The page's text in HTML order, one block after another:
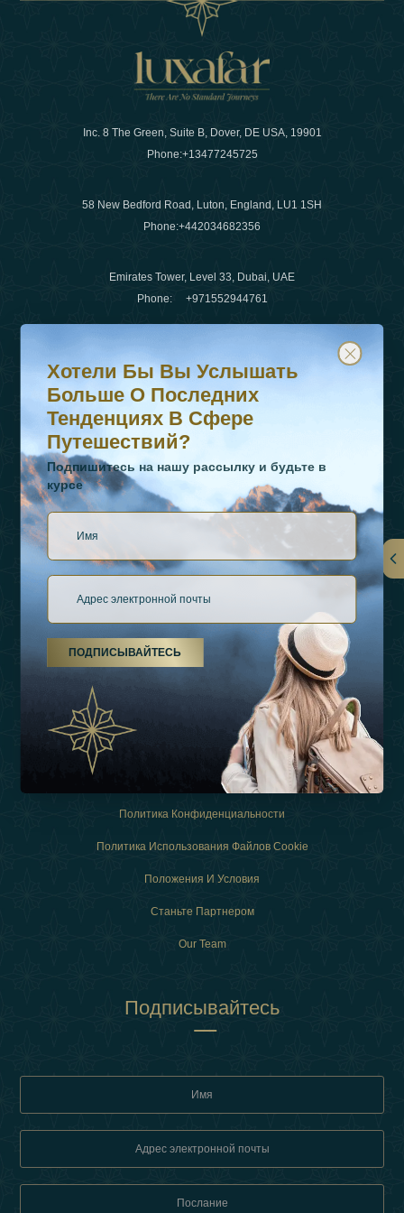
Inc. 8 The Green, Suite B, Dover, DE USA, 19901
Phone:+13477245725
58 New Bedford Road, Luton, England, LU1 1SH
Phone:+442034682356
Emirates Tower, Level 33, Dubai, UAE
Phone: +971552944761
WhatsApp Нет :+442034682356
+971552944761
О Нас
Виды Отдыха
Связаться
Политика Конфиденциальности
Политика Использования Файлов Cookie
Положения И Условия
Станьте Партнером
Our Team
Подписывайтесь
Хотели бы вы услышать больше о последних
Подпишитесь на нашу рассылку и будьте в курсе
Хотели Бы Вы Услышать
Больше О Последних
Тенденциях В Сфере
Путешествий?
Подпишитесь на нашу рассылку и будьте в
курсе
ПОДПИСЫВАЙТЕСЬ